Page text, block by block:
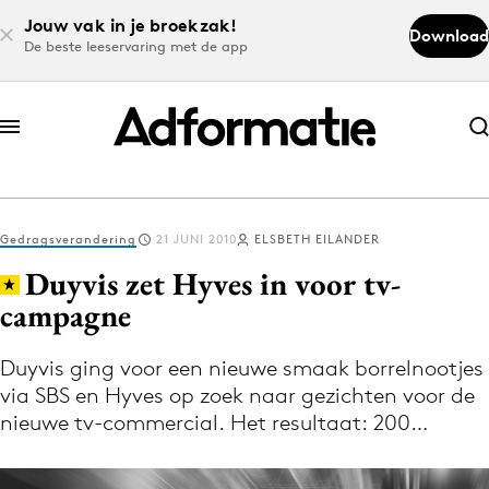
Jouw vak in je broekzak!
De beste leeservaring met de app
Download
Abonneer nu
Abonneer nu
Log in
Volg het laatste nieuws via de Adformatie
Nieuws app
Gedragsverandering 21 JUNI 2010 ELSBETH EILANDER
Duyvis zet Hyves in voor tv-
campagne
Duyvis ging voor een nieuwe smaak borrelnootjes
via SBS en Hyves op zoek naar gezichten voor de
nieuwe tv-commercial. Het resultaat: 200…